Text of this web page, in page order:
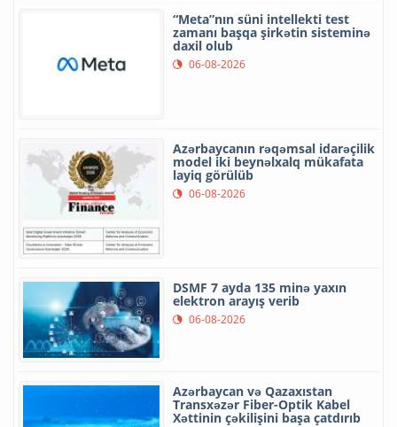
“Meta”nın süni intellekti test
zamanı başqa şirkətin sisteminə
daxil olub
06-08-2026
Azərbaycanın rəqəmsal idarəçilik
model iki beynəlxalq mükafata
layiq görülüb
06-08-2026
DSMF 7 ayda 135 minə yaxın
elektron arayış verib
06-08-2026
Azərbaycan və Qazaxıstan
Transxəzər Fiber-Optik Kabel
Xəttinin çəkilişini başa çatdırıb